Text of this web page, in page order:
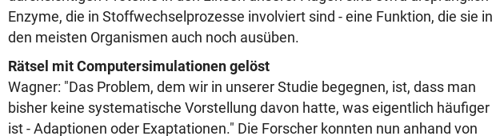
Enzyme, die in Stoffwechselprozesse involviert sind - eine Funktion, die sie in
den meisten Organismen auch noch ausüben.
Rätsel mit Computersimulationen gelöst
Wagner: "Das Problem, dem wir in unserer Studie begegnen, ist, dass man
bisher keine systematische Vorstellung davon hatte, was eigentlich häufiger
ist - Adaptionen oder Exaptationen." Die Forscher konnten nun anhand von